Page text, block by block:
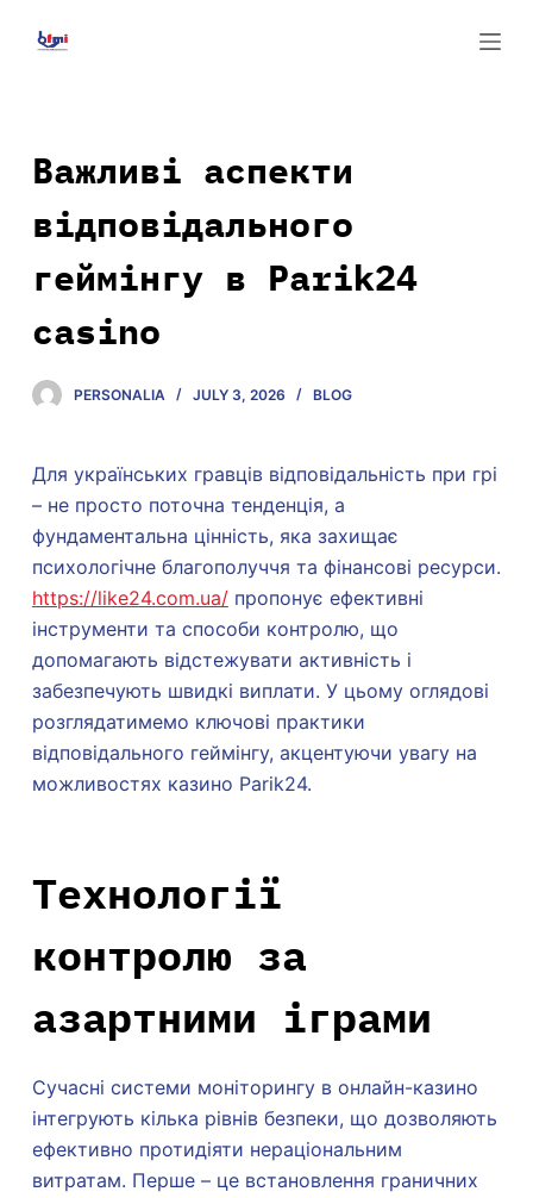
o
o
e
Важливі аспекти
відповідального
геймінгу в Parik24
casino
PERSONALIA JULY 3, 2026 BLOG
Для українських гравців відповідальність при грі
– не просто поточна тенденція, а
фундаментальна цінність, яка захищає
психологічне благополуччя та фінансові ресурси.
https://like24.com.ua/пропонує ефективні
інструменти та способи контролю, що
допомагають відстежувати активність і
забезпечують швидкі виплати. У цьому оглядові
розглядатимемо ключові практики
відповідального геймінгу, акцентуючи увагу на
можливостях казино Parik24.
Технології
контролю за
азартними іграми
Сучасні системи моніторингу в онлайн-казино
інтегрують кілька рівнів безпеки, що дозволяють
ефективно протидіяти нераціональним
витратам. Перше – це встановлення граничних